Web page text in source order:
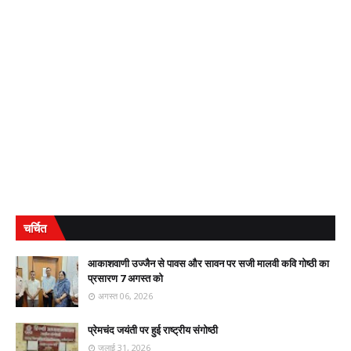
चर्चित
आकाशवाणी उज्जैन से पावस और सावन पर सजी मालवी कवि गोष्ठी का
प्रसारण 7 अगस्त को
अगस्त 06, 2026
प्रेमचंद जयंती पर हुई राष्ट्रीय संगोष्ठी
जुलाई 31, 2026